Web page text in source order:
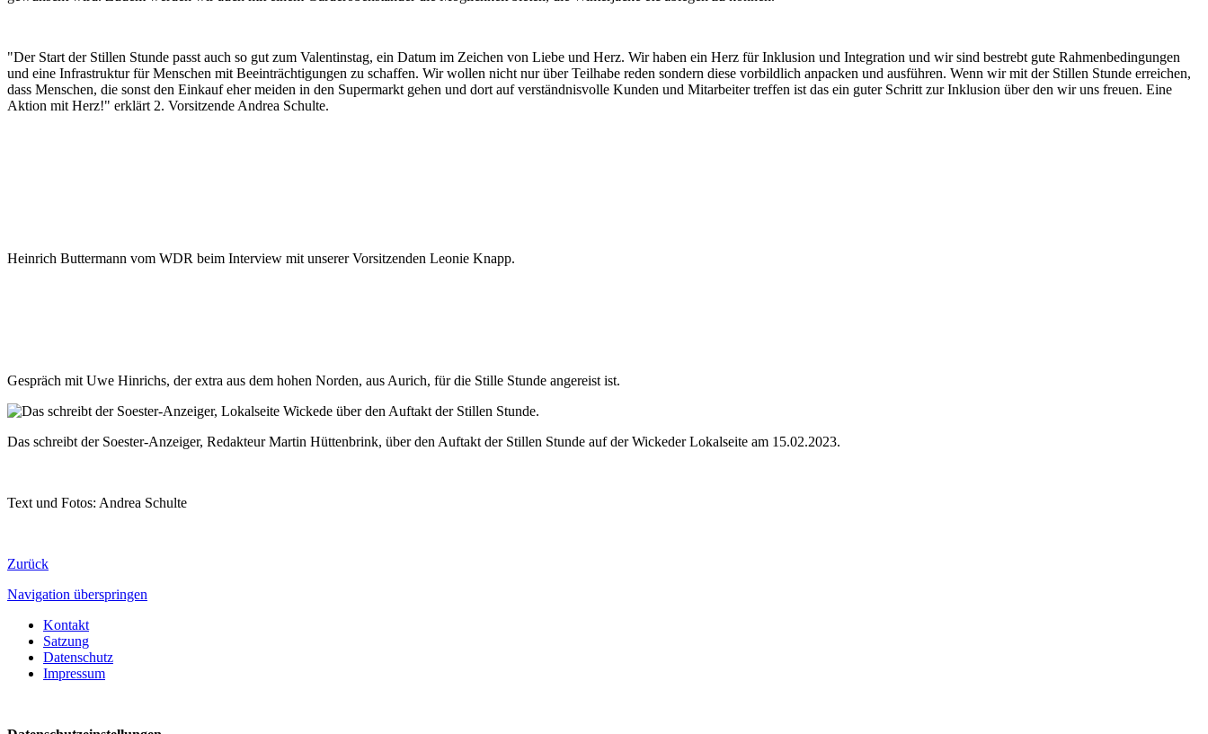
"Der Start der Stillen Stunde passt auch so gut zum Valentinstag, ein Datum im Zeichen von Liebe und Herz. Wir haben ein Herz für Inklusion und Integration und wir sind bestrebt gute Rahmenbedingungen
und eine Infrastruktur für Menschen mit Beeinträchtigungen zu schaffen. Wir wollen nicht nur über Teilhabe reden sondern diese vorbildlich anpacken und ausführen. Wenn wir mit der Stillen Stunde erreichen,
dass Menschen, die sonst den Einkauf eher meiden in den Supermarkt gehen und dort auf verständnisvolle Kunden und Mitarbeiter treffen ist das ein guter Schritt zur Inklusion über den wir uns freuen. Eine
Aktion mit Herz!" erklärt 2. Vorsitzende Andrea Schulte.
Heinrich Buttermann vom WDR beim Interview mit unserer Vorsitzenden Leonie Knapp.
Gespräch mit Uwe Hinrichs, der extra aus dem hohen Norden, aus Aurich, für die Stille Stunde angereist ist.
Das schreibt der Soester-Anzeiger, Redakteur Martin Hüttenbrink, über den Auftakt der Stillen Stunde auf der Wickeder Lokalseite am 15.02.2023.
Text und Fotos: Andrea Schulte
Zurück
Navigation überspringen
Kontakt
Satzung
Datenschutz
Impressum